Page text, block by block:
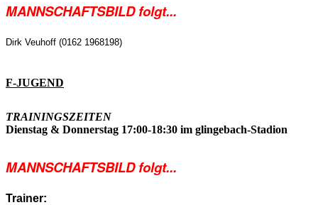
MANNSCHAFTSBILD folgt...
Dirk Veuhoff (0162 1968198)
F-JUGEND
TRAININGSZEITEN
Dienstag & Donnerstag 17:00-18:30 im glingebach-Stadion
MANNSCHAFTSBILD folgt...
Trainer: